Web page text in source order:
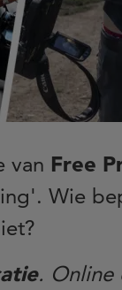
van Free
Wie
. Online